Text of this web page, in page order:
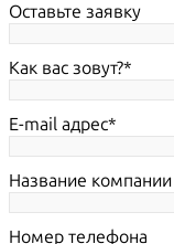
Оставьте заявку
Как вас зовут?
E-mail адрес
Название компании
Номер телефона